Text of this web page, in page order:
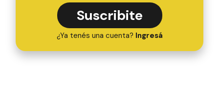
Suscribite
¿Ya tenés una cuenta? Ingresá